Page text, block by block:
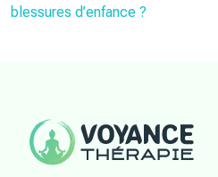
blessures d’enfance ?